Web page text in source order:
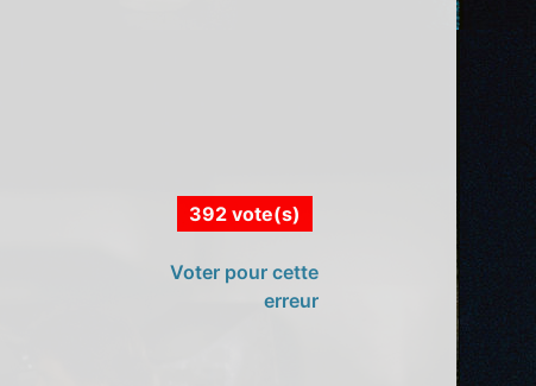
392 vote(s)
Voter pour cette
erreur